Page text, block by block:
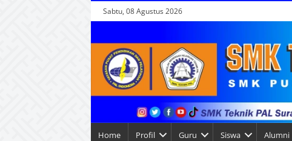
Sabtu, 08 Agustus 2026
Home Profil Guru Siswa Alumni